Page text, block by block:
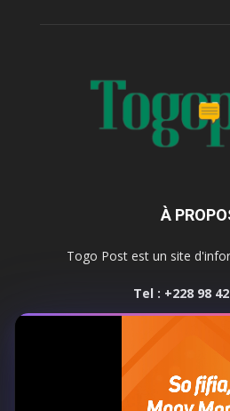
À
Togo Post est un site
Tel : +228 98
SUIVEZ